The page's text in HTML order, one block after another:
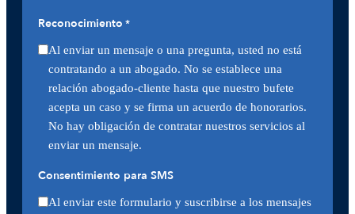
Reconocimiento *
Al enviar un mensaje o una pregunta, usted no está
contratando a un abogado. No se establece una
relación abogado-cliente hasta que nuestro bufete
acepta un caso y se firma un acuerdo de honorarios.
No hay obligación de contratar nuestros servicios al
enviar un mensaje.
Consentimiento para SMS
Al enviar este formulario y suscribirse a los mensajes